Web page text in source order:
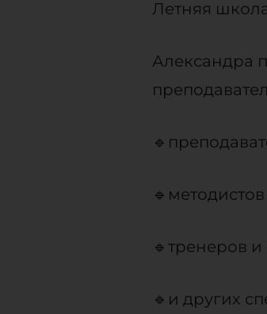
Летняя
Александра
🔹тренеров
🔹и других